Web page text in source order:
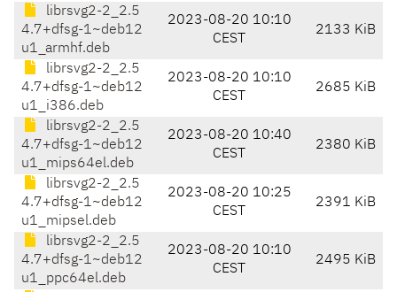
librsvg2-2_2.5
4.7+dfsg-1~deb12
u1_armhf.deb
2023-08-20 10:10
CEST
2133 KiB
librsvg2-2_2.5
4.7+dfsg-1~deb12
u1_i386.deb
2023-08-20 10:10
CEST
2685 KiB
librsvg2-2_2.5
4.7+dfsg-1~deb12
u1_mips64el.deb
2023-08-20 10:40
CEST
2380 KiB
librsvg2-2_2.5
4.7+dfsg-1~deb12
u1_mipsel.deb
2023-08-20 10:25
CEST
2391 KiB
librsvg2-2_2.5
4.7+dfsg-1~deb12
u1_ppc64el.deb
2023-08-20 10:10
CEST
2495 KiB